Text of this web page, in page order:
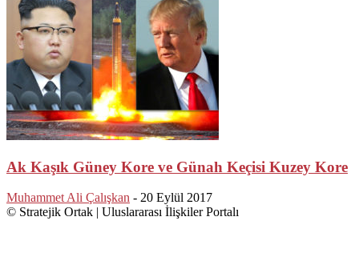
Ak Kaşık Güney Kore ve Günah Keçisi Kuzey Kore
Muhammet Ali Çalışkan - 20 Eylül 2017
© Stratejik Ortak | Uluslararası İlişkiler Portalı